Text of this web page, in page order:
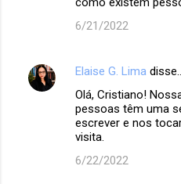
6/21/2022
Elaise G. Lima disse…
Olá, Cristiano!
pessoas têm uma
escrever e nos
visita.
6/22/2022